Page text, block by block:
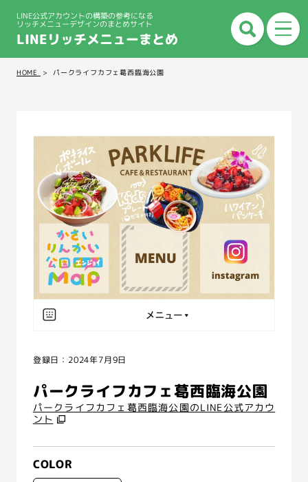
LINE公式アカウントの構築の参考になる
リッチメニューデザインのまとめサイト
LINEリッチメニューまとめ
HOME パークライフカフェ葛西臨海公園
登録日：2024年7月9日
パークライフカフェ葛西臨海公園
パークライフカフェ葛西臨海公園のLINE公式アカウ
ント
COLOR